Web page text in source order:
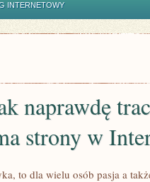
INTERNETOWY
naprawdę
strony w
to dla wielu osób pasja a